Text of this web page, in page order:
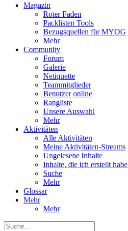
Magazin
Roter Faden
Packlisten Tools
Bezugsquellen für MYOG
Mehr
Community
Forum
Galerie
Netiquette
Teammitglieder
Benutzer online
Rangliste
Unsere Auswahl
Mehr
Aktivitäten
Alle Aktivitäten
Meine Aktivitäten-Streams
Ungelesene Inhalte
Inhalte, die ich erstellt habe
Suche
Mehr
Glossar
Mehr
Mehr